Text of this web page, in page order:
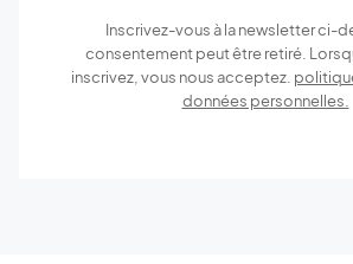
Inscrivez-vous à la newsletter ci-
consentement peut être retiré.
inscrivez, vous nous acceptez.
données personnelles.